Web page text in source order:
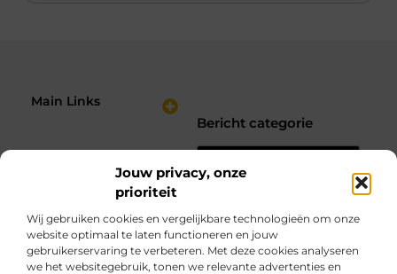
Jouw privacy, onze
prioriteit
Wij gebruiken cookies en vergelijkbare technologieën om onze
website optimaal te laten functioneren en jouw
gebruikerservaring te verbeteren. Met deze cookies analyseren
we het websitegebruik, tonen we relevante advertenties en
Main Links
Bericht categorie